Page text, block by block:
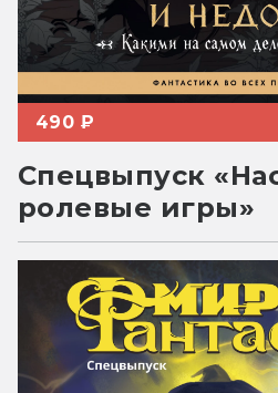
490 ₽
Спецвыпуск
ролевые игры»